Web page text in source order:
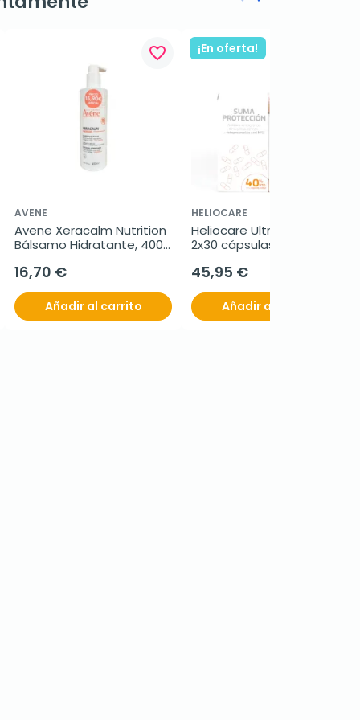
favorite_border
AVENE
Avene Xeracalm Nutrition
Bálsamo Hidratante, 400
16,70 €
Añadir al carrito
¡En oferta!
HELIOCARE
Heliocare Ultra D DUPLO,
2x30 cápsulas
45,95 €
Añadir al carrito
Anterior
Siguiente